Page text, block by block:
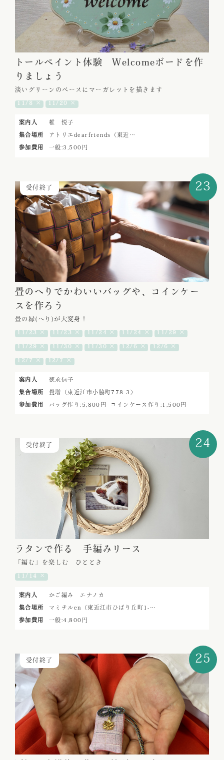
トールペイント体験 Welcomeボードを作
りましょう
淡いグリーンのベースにマーガレットを描きます
11/8 × 11/20 ×
案内人 椎 悦子
集合場所 アトリエdearfriends（東近…
参加費用 一般:3,500円
受付終了 23
畳のへりでかわいいバッグや、コインケー
スを作ろう
畳の縁(へり)が大変身！
11/23 × 11/23 × 11/24 × 11/24 × 11/29 ×
11/29 × 11/30 × 11/30 × 12/6 × 12/6 ×
12/7 × 12/7 ×
案内人 徳永信子
集合場所 畳増（東近江市小脇町778-3）
参加費用 バッグ作り:5,800円 コインケース作り:1,500円
受付終了 24
ラタンで作る 手編みリース
「編む」を楽しむ ひととき
11/14 ×
案内人 かご編み エナノカ
集合場所 マミチルen（東近江市ひばり丘町1-…
参加費用 一般:4,800円
受付終了 25